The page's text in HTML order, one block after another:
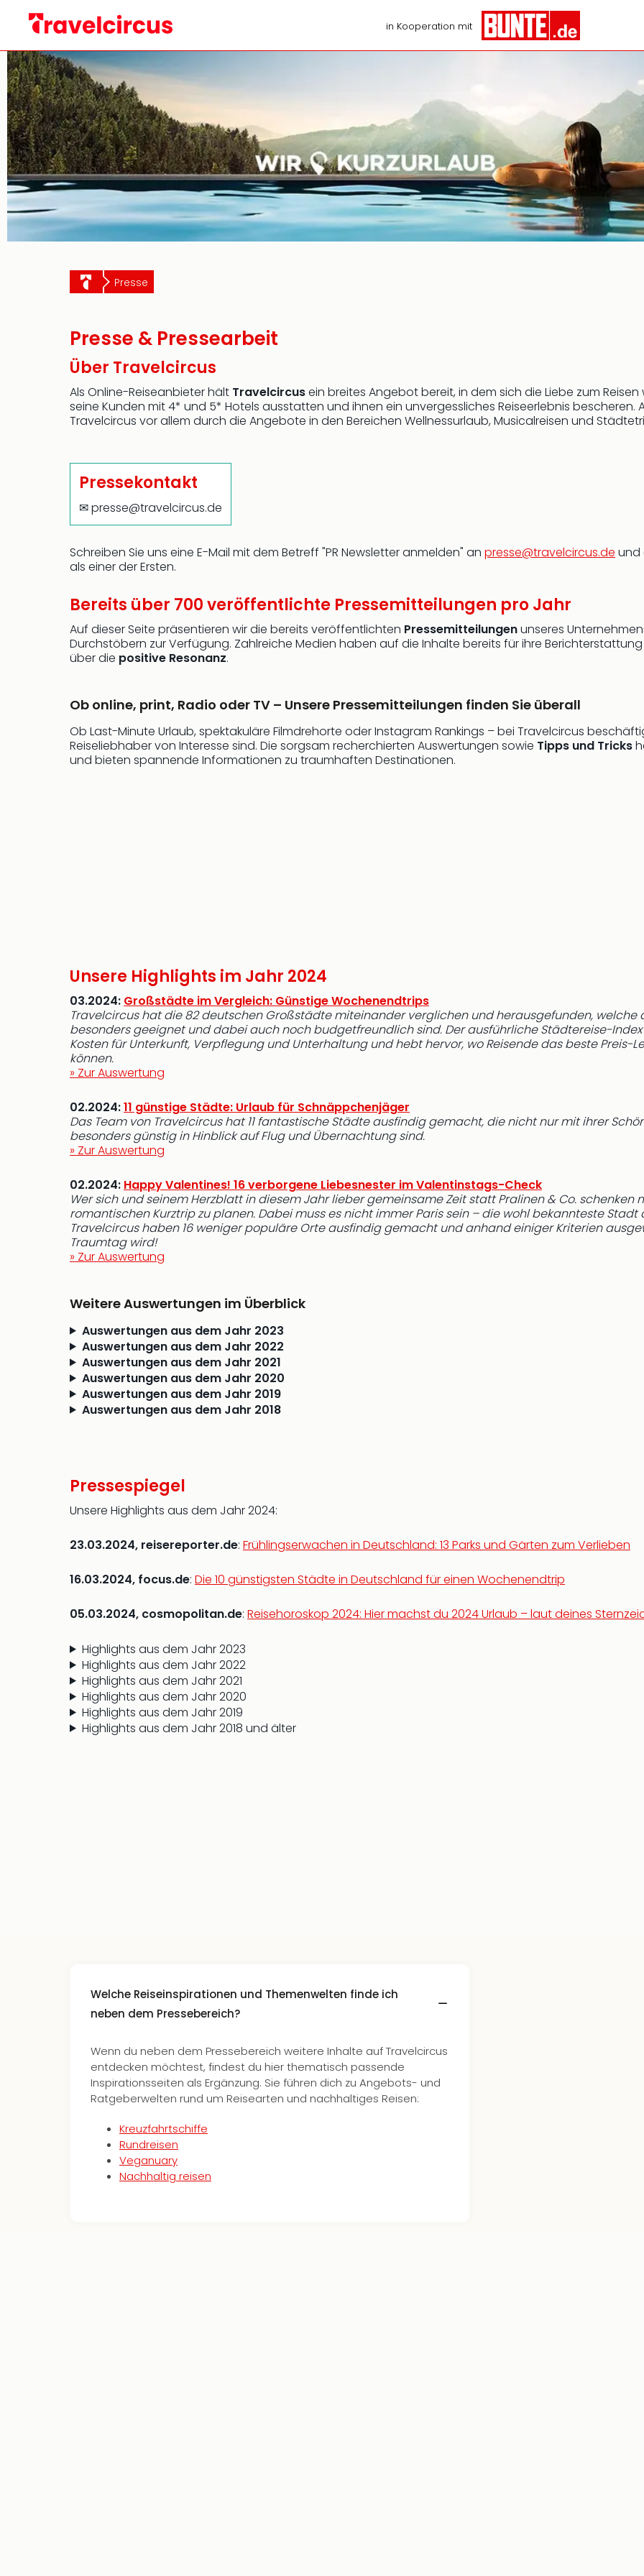
in Kooperation mit
Presse
Presse & Pressearbeit
Über Travelcircus
Als Online-Reiseanbieter hält Travelcircusein breites Angebot bereit, in dem sich die Liebe zum
seine Kunden mit 4* und 5* Hotels ausstatten und ihnen ein unvergessliches Reiseerlebnis bescheren.
Travelcircus vor allem durch die Angebote in den Bereichen Wellnessurlaub, Musicalreisen und
Pressekontakt
✉ presse@travelcircus.de
Schreiben Sie uns eine E-Mail mit dem Betreff "PR Newsletter anmelden" an presse@travelcircus.de und
als einer der Ersten.
Bereits über 700 veröffentlichte Pressemitteilungen pro Jahr
Auf dieser Seite präsentieren wir die bereits veröffentlichten Pressemitteilungenunseres
Durchstöbern zur Verfügung. Zahlreiche Medien haben auf die Inhalte bereits für ihre
über die positive Resonanz.
Ob online, print, Radio oder TV – Unsere Pressemitteilungen finden Sie überall
Ob Last-Minute Urlaub, spektakuläre Filmdrehorte oder Instagram Rankings – bei Travelcircus
Reiseliebhaber von Interesse sind. Die sorgsam recherchierten Auswertungen sowie Tipps und Tricks
und bieten spannende Informationen zu traumhaften Destinationen.
Unsere Highlights im Jahr 2024
03.2024: Großstädte im Vergleich: Günstige Wochenendtrips
Travelcircus hat die 82 deutschen Großstädte miteinander verglichen und herausgefunden, welche
besonders geeignet und dabei auch noch budgetfreundlich sind. Der ausführliche Städtereise-
Kosten für Unterkunft, Verpflegung und Unterhaltung und hebt hervor, wo Reisende das beste Preis-
können.
» Zur Auswertung
02.2024:11 günstige Städte: Urlaub für Schnäppchenjäger
Das Team von Travelcircus hat 11 fantastische Städte ausfindig gemacht, die nicht nur mit ihrer
besonders günstig in Hinblick auf Flug und Übernachtung sind.
» Zur Auswertung
02.2024: Happy Valentines! 16 verborgene Liebesnester im Valentinstags-Check
Wer sich und seinem Herzblatt in diesem Jahr lieber gemeinsame Zeit statt Pralinen & Co. schenken
romantischen Kurztrip zu planen. Dabei muss es nicht immer Paris sein – die wohl bekannteste Stadt
Travelcircus haben 16 weniger populäre Orte ausfindig gemacht und anhand einiger Kriterien
Traumtag wird!
» Zur Auswertung
Weitere Auswertungen im Überblick
Auswertungen aus dem Jahr 2023
Auswertungen aus dem Jahr 2022
Auswertungen aus dem Jahr 2021
Auswertungen aus dem Jahr 2020
Auswertungen aus dem Jahr 2019
Auswertungen aus dem Jahr 2018
Pressespiegel
Unsere Highlights aus dem Jahr 2024:
23.03.2024, reisereporter.de: Frühlingserwachen in Deutschland: 13 Parks und Gärten zum Verlieben
16.03.2024, focus.de: Die 10 günstigsten Städte in Deutschland für einen Wochenendtrip
05.03.2024, cosmopolitan.de: Reisehoroskop 2024: Hier machst du 2024 Urlaub – laut deines
Highlights aus dem Jahr 2023
Highlights aus dem Jahr 2022
Highlights aus dem Jahr 2021
Highlights aus dem Jahr 2020
Highlights aus dem Jahr 2019
Highlights aus dem Jahr 2018 und älter
Welche Reiseinspirationen und Themenwelten finde ich
neben dem Pressebereich?
Wenn du neben dem Pressebereich weitere Inhalte auf Travelcircus
entdecken möchtest, findest du hier thematisch passende
Inspirationsseiten als Ergänzung. Sie führen dich zu Angebots- und
Ratgeberwelten rund um Reisearten und nachhaltiges Reisen:
Kreuzfahrtschiffe
Rundreisen
Veganuary
Nachhaltig reisen